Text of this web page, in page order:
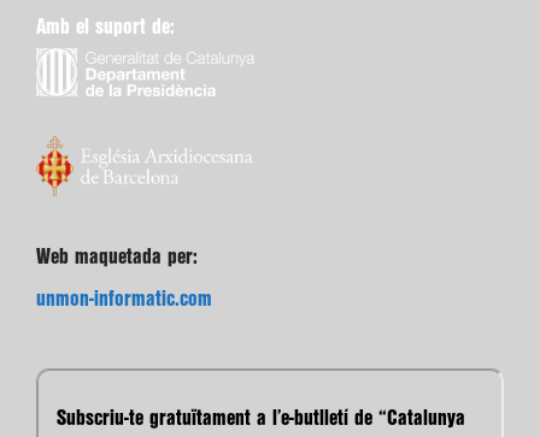
Amb el suport de:
Web maquetada per:
unmon-informatic.com
Subscriu-te gratuïtament a l’e-butlletí de “Catalunya